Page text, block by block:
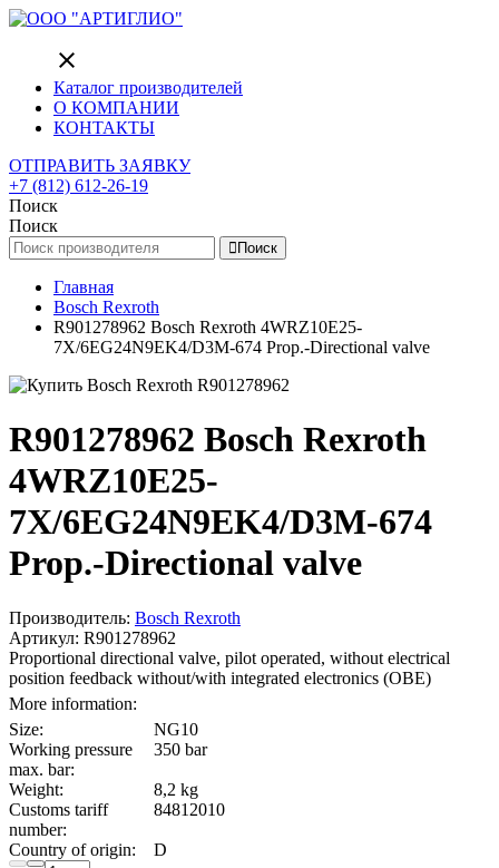
close
Каталог производителей
О КОМПАНИИ
КОНТАКТЫ
ОТПРАВИТЬ ЗАЯВКУ
+7 (812) 612-26-19
Поиск
Поиск
Поиск
Главная
Bosch Rexroth
R901278962 Bosch Rexroth 4WRZ10E25-
7X/6EG24N9EK4/D3M-674 Prop.-Directional valve
R901278962 Bosch Rexroth
4WRZ10E25-
7X/6EG24N9EK4/D3M-674
Prop.-Directional valve
Производитель: Bosch Rexroth
Артикул: R901278962
Proportional directional valve, pilot operated, without electrical
position feedback without/with integrated electronics (OBE)
More information:
Size:
NG10
Working pressure
max. bar:
350 bar
Weight:
8,2 kg
Customs tariff
number:
84812010
Country of origin: D